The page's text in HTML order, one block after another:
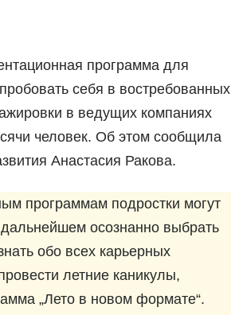
программа для
себя в востребованных
в ведущих компаниях
человек. Об этом сообщила
Анастасия Ракова.
программам подростки могут
осознанно выбрать
обо всех карьерных
летние каникулы,
„Лето в новом формате“.